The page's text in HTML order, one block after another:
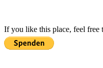
If you like this place, feel free